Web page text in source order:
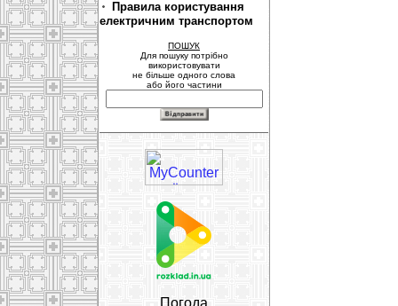
Правила користування
електричним транспортом
ПОШУК
Для пошуку потрібно
використовувати
не більше одного слова
або його частини
Погода